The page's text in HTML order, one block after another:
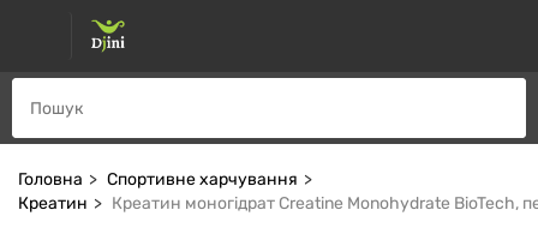
Головна
Спортивне харчування
Креатин
Креатин моногідрат Creatine Monohydrate BioTech,